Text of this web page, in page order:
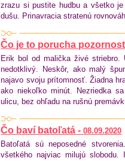
zrazu si pustite hudbu a všetko
dušu. Prinavracia stratenú
Čo je to porucha
Erik bol od malička živé
nedotklivý. Neskôr, ako malý
najavo svoju prítomnosť. Žiadna
ako niekoľko minút. Nezriedka
ulicu, bez ohľadu na rušnú
Čo baví batoľatá -08.09.2020
Batoľatá sú neposedné
všetkého najviac milujú slobodu.